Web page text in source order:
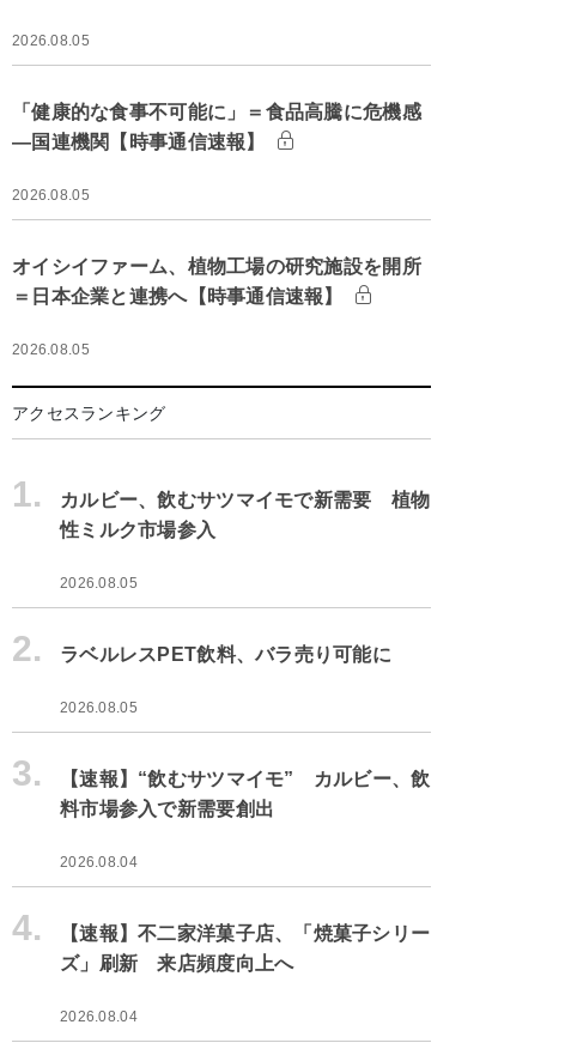
2026.08.05
「健康的な食事不可能に」＝食品高騰に危機感
―国連機関【時事通信速報】
2026.08.05
オイシイファーム、植物工場の研究施設を開所
＝日本企業と連携へ【時事通信速報】
2026.08.05
アクセスランキング
1.
カルビー、飲むサツマイモで新需要 植物
性ミルク市場参入
2026.08.05
2. ラベルレスPET飲料、バラ売り可能に
2026.08.05
3.
【速報】“飲むサツマイモ” カルビー、飲
料市場参入で新需要創出
2026.08.04
4.
【速報】不二家洋菓子店、「焼菓子シリー
ズ」刷新 来店頻度向上へ
2026.08.04